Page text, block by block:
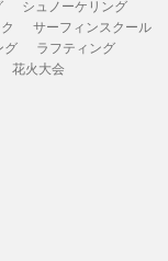
シュノーケリング
サーフィンスクール
グ
ラフティング
花火大会